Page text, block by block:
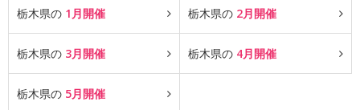
栃木県の 1月開催 栃木県の 2月開催
栃木県の 3月開催 栃木県の 4月開催
栃木県の 5月開催